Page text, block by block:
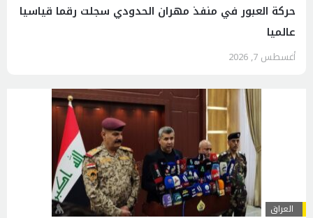
حركة العبور في منفذ مهران الحدودي سجلت رقما قياسيا
عالميا
أغسطس 7, 2026
العراق